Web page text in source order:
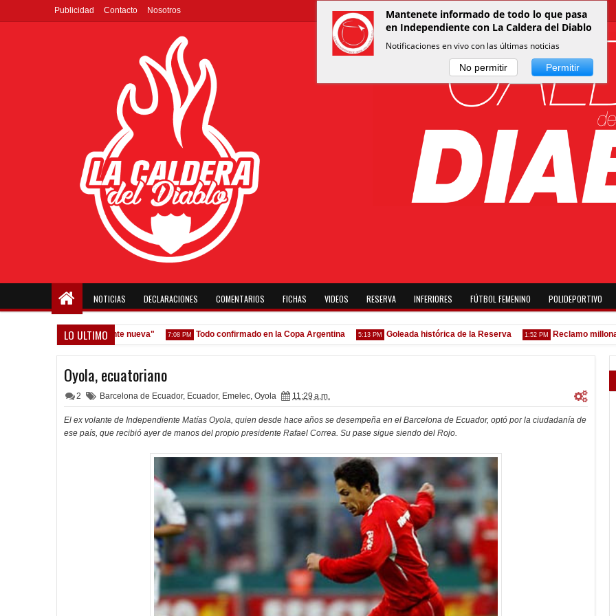
Publicidad Contacto Nosotros
NOTICIAS DECLARACIONES COMENTARIOS FICHAS VIDEOS RESERVA INFERIORES FÚTBOL FEMENINO POLIDEPORTIVO
LO ULTIMO
y que venga gente nueva" 7:08 PM Todo confirmado en la Copa Argentina 5:13 PM Goleada histórica de la Reserva 1:52 PM Reclamo millonario de
Oyola, ecuatoriano
2 Barcelona de Ecuador, Ecuador, Emelec, Oyola 11:29 a.m.
El ex volante de Independiente Matías Oyola, quien desde hace años se desempeña en el Barcelona de Ecuador, optó por la ciudadanía de
ese país, que recibió ayer de manos del propio presidente Rafael Correa. Su pase sigue siendo del Rojo.
Mantenete informado de todo lo que pasa
en Independiente con La Caldera del Diablo
Notificaciones en vivo con las últimas noticias
No permitir Permitir